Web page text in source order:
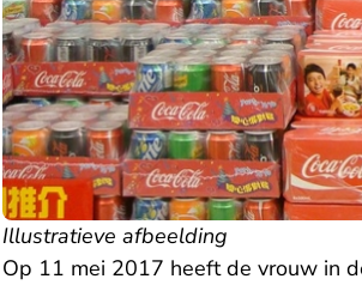
Illustratieve afbeelding
Op 11 mei 2017 heeft de vrouw in